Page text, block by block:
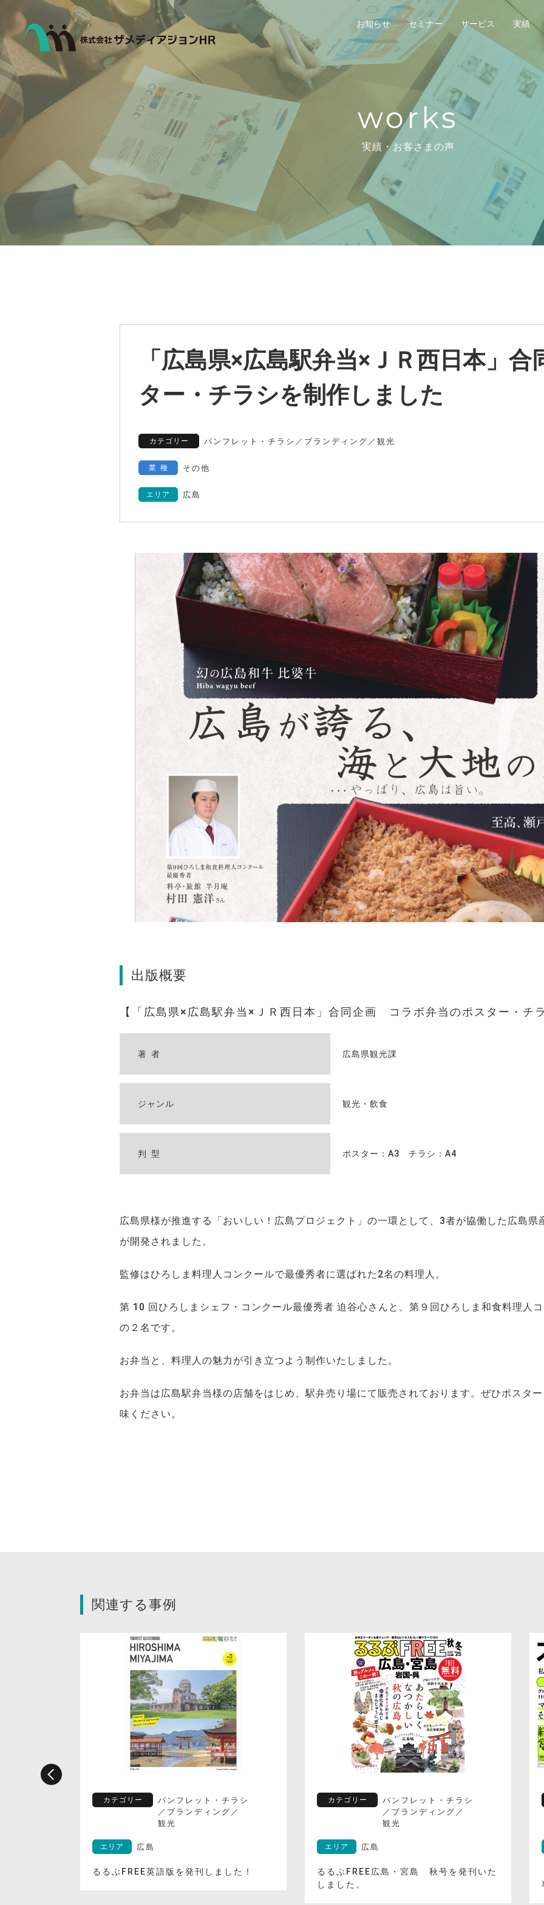
お知らせ セミナー サービス 実績
works
実績・お客さまの声
「広島県×広島駅弁当×ＪＲ西日本」
ター・チラシを制作しました
カテゴリー パンフレット・チラシ ／ ブランディング ／ 観光
業種 その他
エリア 広島
出版概要
「広島県×広島駅弁当×ＪＲ西日本」合同企画 コラボ弁当のポスター・チ
著者 広島県観光課
ジャンル 観光・飲食
判型 ポスター：A3 チラシ：A4
広島県様が推進する「おいしい！広島プロジェクト」の一環として、3者が協働した広島
が開発されました。
監修はひろしま料理人コンクールで最優秀者に選ばれた2名の料理人。
第 10 回ひろしまシェフ・コンクール最優秀者 迫谷心さんと、第９回ひろしま和食料理人
の２名です。
お弁当と、料理人の魅力が引き立つよう制作いたしました。
お弁当は広島駅弁当様の店舗をはじめ、駅弁売り場にて販売されております。ぜひポスタ
味ください。
関連する事例
カテゴリー
パンフレット・チラシ
／ブランディング
観光
エリア 広島
るるぶFREE広島・宮島 秋号を発刊いた
カテゴリー
パンフレット・チラシ
／ブランディング
観光
エリア 広島
【新刊】本と経営 私は、会社経営の大
事な知恵を本から学んだ／前田政登己